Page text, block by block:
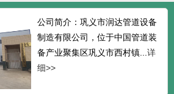
公司简介：巩义市润达管道设备
制造有限公司，位于中国管道装
备产业聚集区巩义市西村镇... 详
细>>